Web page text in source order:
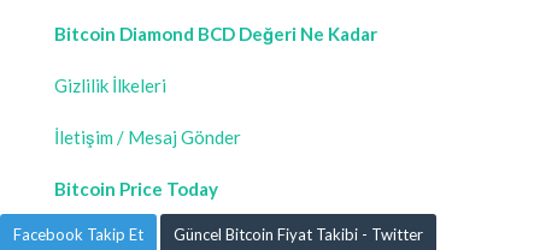
Bitcoin Diamond BCD Değeri Ne Kadar
Gizlilik İlkeleri
İletişim / Mesaj Gönder
Bitcoin Price Today
Facebook Takip Et Güncel Bitcoin Fiyat Takibi - Twitter